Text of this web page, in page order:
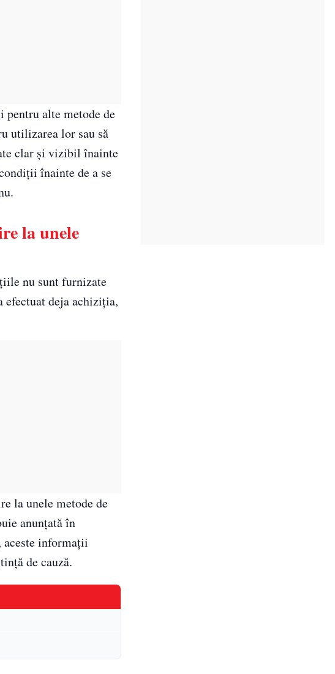
alte metode de
utilizarea lor sau să
clar și vizibil înainte
înainte de a se
la unele
nu sunt furnizate
efectuat deja achiziția,
la unele metode de
anunțată în
informații
de cauză.